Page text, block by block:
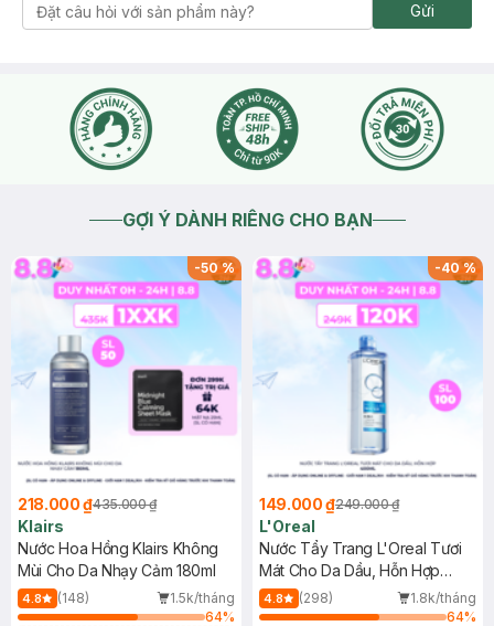
Gửi
GỢI Ý DÀNH RIÊNG CHO BẠN
-50%
218.000 ₫435.000 ₫
Klairs
Nước Hoa Hồng Klairs Không
Mùi Cho Da Nhạy Cảm 180ml
4.8 (148)
1.5k/tháng
64%
-40%
149.000 ₫249.000 ₫
L'Oreal
Nước Tẩy Trang L'Oreal Tươi
Mát Cho Da Dầu, Hỗn Hợp
400ml
4.8 (298)
1.8k/tháng
64%